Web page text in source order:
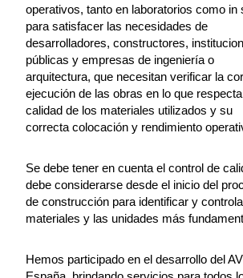
operativos, tanto en laboratorios como in
para satisfacer las necesidades de
desarrolladores, constructores,
públicas y empresas de ingeniería o
arquitectura, que necesitan verificar la
ejecución de las obras en lo que
calidad de los materiales utilizados y su
correcta colocación y rendimiento
Se debe tener en cuenta el control de
debe considerarse desde el inicio del
de construcción para identificar y
materiales y las unidades más
Hemos participado en el desarrollo del